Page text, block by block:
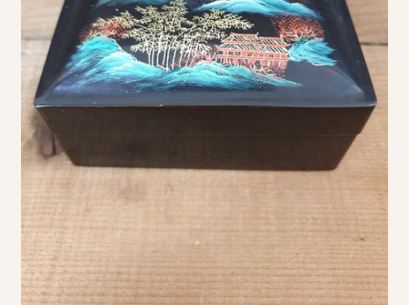
Vintage boeken en strips
Kerst